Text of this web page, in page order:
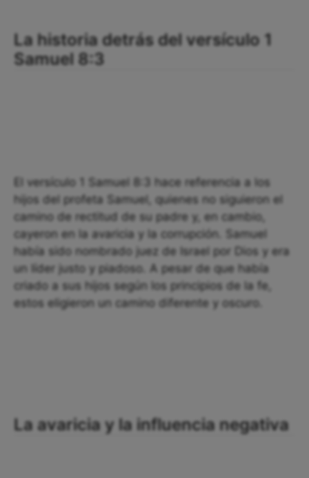
La historia detrás del versículo 1
Samuel 8:3
El versículo 1 Samuel 8:3 hace referencia a los
hijos del profeta Samuel, quienes no siguieron el
camino de rectitud de su padre y, en cambio,
cayeron en la avaricia y la corrupción. Samuel
había sido nombrado juez de Israel por Dios y era
un líder justo y piadoso. A pesar de que había
criado a sus hijos según los principios de la fe,
estos eligieron un camino diferente y oscuro.
La avaricia y la influencia negativa